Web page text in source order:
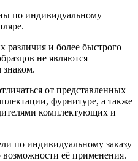
по индивидуальному
различия и более быстрого
не являются
от представленных
фурнитуре, а также
комплектующих и
по индивидуальному заказу
её применения.